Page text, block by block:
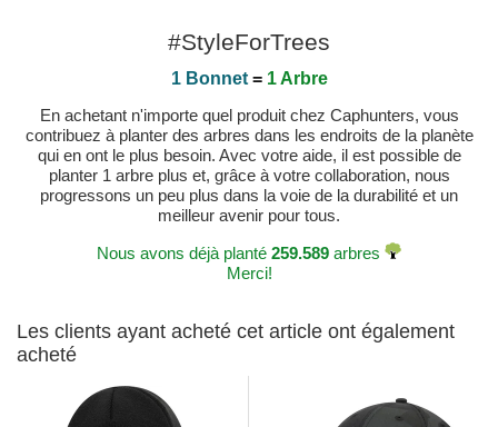
#StyleForTrees
1 Bonnet= 1 Arbre
En achetant n'importe quel produit chez Caphunters, vous
contribuez à planter des arbres dans les endroits de la planète
qui en ont le plus besoin. Avec votre aide, il est possible de
planter 1 arbre plus et, grâce à votre collaboration, nous
progressons un peu plus dans la voie de la durabilité et un
meilleur avenir pour tous.
Nous avons déjà planté 259.589 arbres
Merci!
Les clients ayant acheté cet article ont également
acheté